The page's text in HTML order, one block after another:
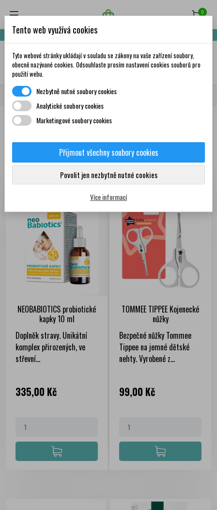
0
Nakupte za 999,- Kč a získáte dopravu zdarma!
✦AI
Domů Matka a dítě Kojenecké potřeby 👶
Produkty
Seřadit podle: První nové produkty
Zobrazení 1-12 z 21
položek
NEOBABIOTICS probiotické
kapky 10 ml
Doplněk stravy. Unikátní
komplex přirozených, ve
střevní...
Cena
335,00 Kč
TOMMEE TIPPEE Kojenecké
nůžky
Bezpečné nůžky Tommee
Tippee na jemné dětské
nehty. Vyrobené z...
Cena
99,00 Kč
Tento web využívá cookies
Tyto webové stránky ukládají v souladu se zákony na vaše zařízení soubory,
obecně nazývané cookies. Odsouhlaste prosím nastavení cookies souborů pro
použití webu.
Nezbytně nutné soubory cookies
Analytické soubory cookies
Marketingové soubory cookies
Přijmout všechny soubory cookies
Povolit jen nezbytně nutné cookies
Více informací